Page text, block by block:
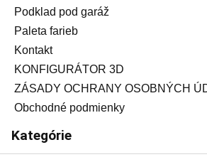
Podklad pod garáž
Paleta farieb
Kontakt
KONFIGURÁTOR 3D
ZÁSADY OCHRANY OSOBNÝCH
Obchodné podmienky
Kategórie